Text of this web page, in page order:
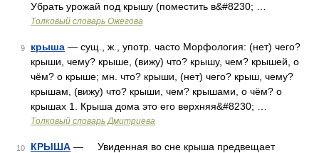
Убрать урожай под крышу (поместить в&#8230; …
Толковый словарь Ожегова
9 крыша — сущ., ж., употр. часто Морфология: (нет) чего?
крыши, чему? крыше, (вижу) что? крышу, чем? крышей, о
чём? о крыше; мн. что? крыши, (нет) чего? крыш, чему?
крышам, (вижу) что? крыши, чем? крышами, о чём? о
крышах 1. Крыша дома это его верхняя&#8230; …
Толковый словарь Дмитриева
10 КРЫША — Увиденная во сне крыша предвещает